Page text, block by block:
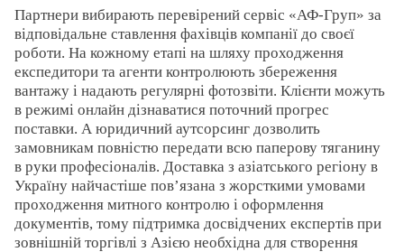
Партнери вибирають перевірений сервіс «АФ-Груп» за
відповідальне ставлення фахівців компанії до своєї
роботи. На кожному етапі на шляху проходження
експедитори та агенти контролюють збереження
вантажу і надають регулярні фотозвіти. Клієнти можуть
в режимі онлайн дізнаватися поточний прогрес
поставки. А юридичний аутсорсинг дозволить
замовникам повністю передати всю паперову тяганину
в руки професіоналів. Доставка з азіатського регіону в
Україну найчастіше пов’язана з жорсткими умовами
проходження митного контролю і оформлення
документів, тому підтримка досвідчених експертів при
зовнішній торгівлі з Азією необхідна для створення